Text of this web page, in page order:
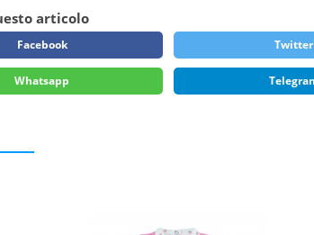
articolo
Facebook Twitter
Whatsapp